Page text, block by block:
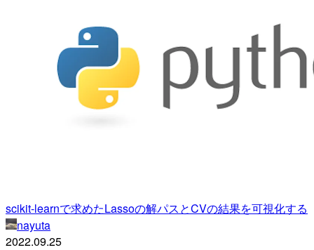
scikit-learnで求めたLassoの解パスとCVの結果を可視化する
nayuta
2022.09.25